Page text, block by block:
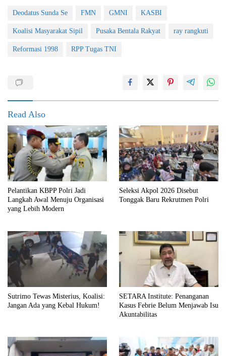
Deodatus Sunda Se FMN GMNI KASBI
Koalisi Masyarakat Sipil Pusaka Bentala Rakyat ray rangkuti
Reformasi 1998 RPP Tugas TNI
Read Also
Pelantikan KBPP Polri Jadi
Langkah Awal Menuju Organisasi
yang Lebih Modern
Seleksi Akpol 2026 Disebut
Tonggak Baru Rekrutmen Polri
Sutrimo Tewas Misterius, Koalisi:
Jangan Ada yang Kebal Hukum!
SETARA Institute: Penanganan
Kasus Febrie Belum Menjawab Isu
Akuntabilitas